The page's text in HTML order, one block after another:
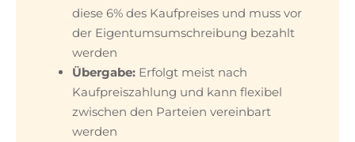
diese 6% des Kaufpreises und muss vor
der Eigentumsumschreibung bezahlt
werden
Übergabe: Erfolgt meist nach
Kaufpreiszahlung und kann flexibel
zwischen den Parteien vereinbart
werden